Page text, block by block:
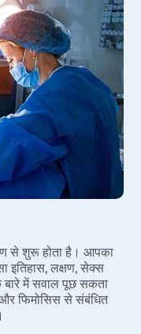
से शुरू होता है। आपका
इतिहास, लक्षण, सेक्स
बारे में सवाल पूछ सकता
फिमोसिस से संबंधित